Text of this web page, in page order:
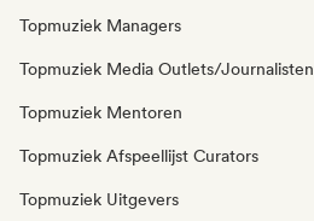
Topmuziek Managers
Topmuziek Media Outlets/Journalisten
Topmuziek Mentoren
Topmuziek Afspeellijst Curators
Topmuziek Uitgevers